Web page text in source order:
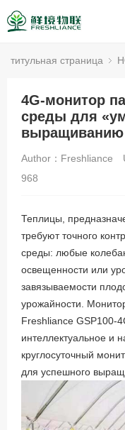
титульная страница
4G-монитор
среды для
выращиванию
Author：Freshliance
968
Теплицы,
требуют точного
среды: любые
освещенности или
завязываемости
урожайности.
Freshliance GSP100-
интеллектуальное и
круглосуточный
для успешного